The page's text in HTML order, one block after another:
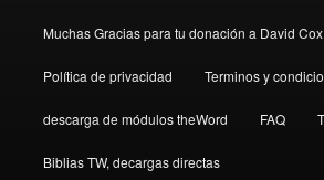
Muchas Gracias para tu donación a David
Política de privacidad Terminos y
descarga de módulos theWord FAQ
Biblias TW, decargas directas